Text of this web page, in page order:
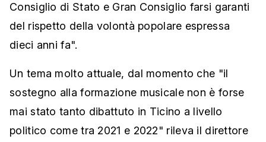
Consiglio di Stato e Gran Consiglio farsi garanti
del rispetto della volontà popolare espressa
dieci anni fa".
Un tema molto attuale, dal momento che "il
sostegno alla formazione musicale non è forse
mai stato tanto dibattuto in Ticino a livello
politico come tra 2021 e 2022" rileva il direttore